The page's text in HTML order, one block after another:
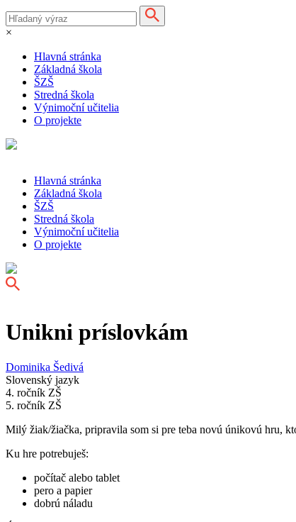
×
Hlavná stránka
Základná škola
ŠZŠ
Stredná škola
Výnimoční učitelia
O projekte
Hlavná stránka
Základná škola
ŠZŠ
Stredná škola
Výnimoční učitelia
O projekte
Unikni príslovkám
Dominika Šedivá
Slovenský jazyk
4. ročník ZŠ
5. ročník ZŠ
Milý žiak/žiačka, pripravila som si pre teba novú únikovú hru,
Ku hre potrebuješ:
počítač alebo tablet
pero a papier
dobrú náladu